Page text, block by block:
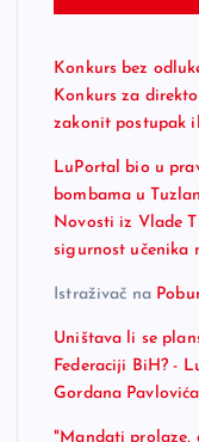
Konkurs bez
Konkurs za
zakonit postupak
LuPortal bio u
bombama u
Novosti iz Vlade
sigurnost učenika
Istraživač na
Uništava li se
Federaciji BiH? -
Gordana
"Mandati prolaze,